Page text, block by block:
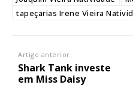
tapeçarias Irene Vieira
Artigo anterior
Shark Tank investe
em Miss Daisy